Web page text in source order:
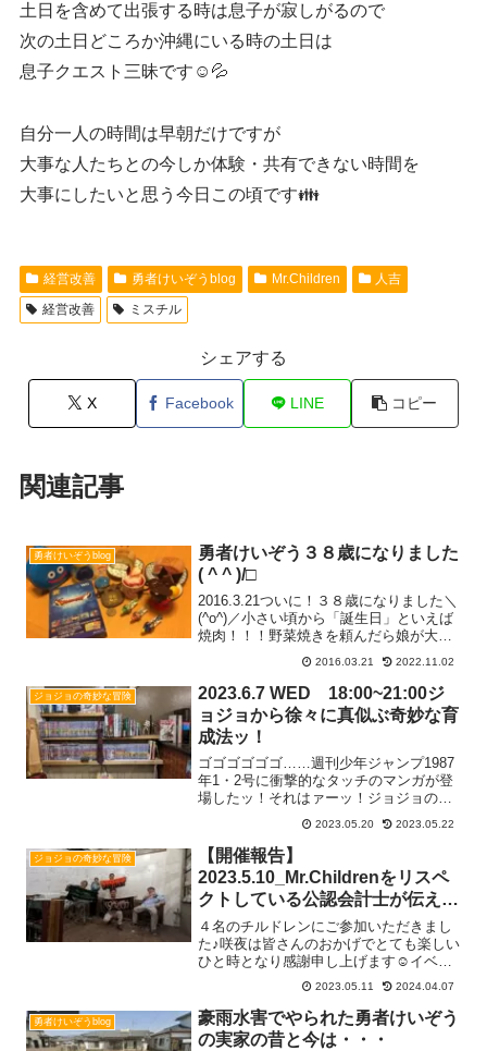
土日を含めて出張する時は息子が寂しがるので
次の土日どころか沖縄にいる時の土日は
息子クエスト三昧です☺️💦
自分一人の時間は早朝だけですが
大事な人たちとの今しか体験・共有できない時間を
大事にしたいと思う今日この頃です👪
経営改善 勇者けいぞうblog Mr.Children
人吉
経営改善
ミスチル
シェアする
X Facebook LINE コピー
関連記事
勇者けいぞうblog
勇者けいぞう３８歳になりました
( ^ ^ )/□
2016.3.21ついに！３８歳になりました＼
(^o^)／小さい頃から「誕生日」といえば
焼肉！！！野菜焼きを頼んだら娘が大好
きなキャベツがない！！キャベツ交渉は
うまくいったのか？？（続きはこち
ら！！）そして！家族みんなが大好きな
カラオケ♪(Read more...
2016.03.21 2022.11.02
ジョジョの奇妙な冒険
2023.6.7 WED 18:00~21:00ジ
ョジョから徐々に真似ぶ奇妙な育
成法ッ！
ゴゴゴゴゴゴ……週刊少年ジャンプ1987
年1・2号に衝撃的なタッチのマンガが登
場したッ！それはァーッ！ジョジョの奇
妙な冒険ッ！勇者けいぞうがジョジョか
ら学んでレベルアップしたこと（ごく一
部）ぼくは父を守るッ！ジョースター家
を守るッ！第１部 Read more...
2023.05.20 2023.05.22
ジョジョの奇妙な冒険
【開催報告】
2023.5.10_Mr.Childrenをリスペ
クトしている公認会計士が伝える
ミスチルの音楽から見えてきた経
営楽
４名のチルドレンにご参加いただきまし
た♪咲夜は皆さんのおかげでとても楽しい
ひと時となり感謝申し上げます☺️イベン
ト開催準備風景当日のイベント風景
ReHug"D"Questに装備させているSafieく
んのタイムラプスでピオラ動画を見ても
皆さんRead more...
2023.05.11 2024.04.07
勇者けいぞうblog
豪雨水害でやられた勇者けいぞう
の実家の昔と今は・・・